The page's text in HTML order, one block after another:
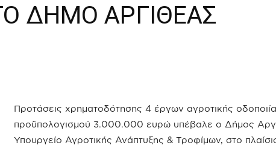
ΔΗΜΟ ΑΡΓΙΘΕΑΣ
Προτάσεις χρηματοδότησης 4 έργων αγροτικής
προϋπολογισμού 3.000.000 ευρώ υπέβαλε ο Δήμος
Υπουργείο Αγροτικής Ανάπτυξης & Τροφίμων, στο